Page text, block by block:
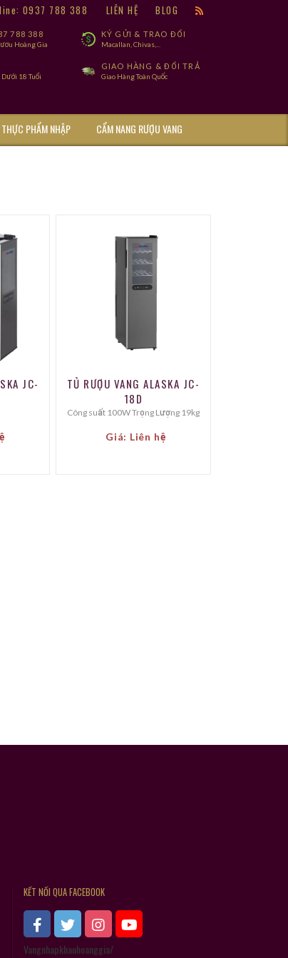
0937 788 388 LIÊN HỆ BLOG
788 388
Hoàng Gia
18 Tuổi
KÝ GỬI & TRAO ĐỔI
Macallan, Chivas,...
GIAO HÀNG & ĐỔI TRẢ
Giao Hàng Toàn Quốc
THỰC PHẨM NHẬP CẨM NANG RƯỢU VANG
JC-
TỦ RƯỢU VANG ALASKA JC-
18D
Công suất 100W Trọng Lượng 19kg
Giá: Liên hệ
KẾT NỐI QUA FACEBOOK
Vangnhapkhauhoanggia/